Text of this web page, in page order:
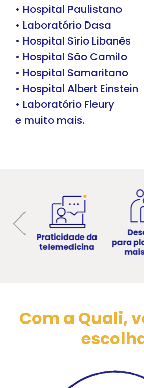
• Hospital Paulistano
• Laboratório Dasa
• Hospital Sírio Libanês
• Hospital São Camilo
• Hospital Samaritano
• Hospital Albert Einstein
• Laboratório Fleury
e muito mais.
Com a Quali,